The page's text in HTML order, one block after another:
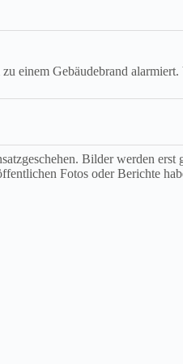
einem Gebäudebrand
Bilder werden erst
Fotos oder Berichte